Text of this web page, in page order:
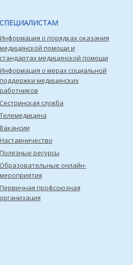
СПЕЦИАЛИСТАМ
Информация о порядках оказания
медицинской помощи и
стандартах медицинской помощи
Информация о мерах социальной
поддержки медицинских
работников
Сестринская служба
Телемедицина
Вакансии
Наставничество
Полезные ресурсы
Образовательные онлайн-
мероприятия
Первичная профсоюзная
организация